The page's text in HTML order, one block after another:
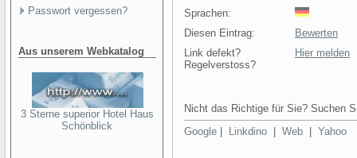
Passwort vergessen?
Aus unserem Webkatalog
3 Sterne superior Hotel Haus
Schönblick
Sprachen:
Diesen Eintrag:
Bewerten
Link defekt?
Regelverstoss?
Hier melden
Nicht das Richtige für Sie? Suchen
Google
Linkdino Web Yahoo